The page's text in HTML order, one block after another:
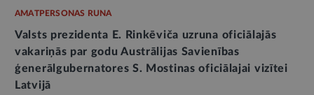
AMATPERSONAS RUNA
Valsts prezidenta E. Rinkēviča uzruna oficiālajās
vakariņās par godu Austrālijas Savienības
ģenerālgubernatores S. Mostinas oficiālajai vizītei
Latvijā